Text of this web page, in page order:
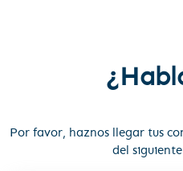
Por favor, haznos llegar tus
del